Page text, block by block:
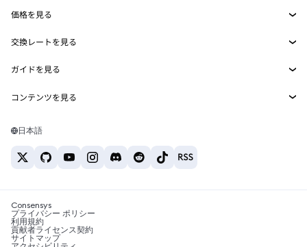
MetaMask Connect
Snaps
Web3サービス
セキュリティ
サポート
キャリア
お問い合わせ
価格を見る
イーサリアムの価格
Solanaの価格
Tetherの価格
交換レートを見る
ETH→USD
USDT→INR
BTC→INR
ETH→USDT
ガイドを見る
ETHの購入
USDTの購入
SHIBの購入
BNBの購入
コンテンツを見る
Solanaウォレット
税制関連ニュース
暗号資産の購入方法は？
日本語
Consensys
プライバシー ポリシー
利用規約
貢献者ライセンス契約
サイトマップ